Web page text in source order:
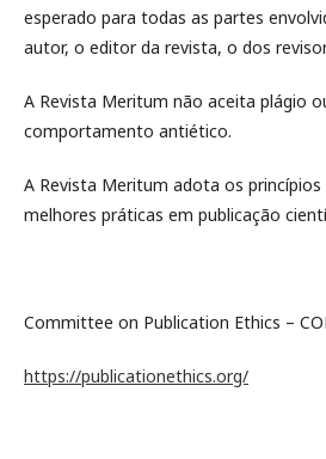
esperado para todas as partes
autor, o editor da revista, o dos
A Revista Meritum não aceita plágio
comportamento antiético.
A Revista Meritum adota os princípios
melhores práticas em publicação
Committee on Publication Ethics –
https://publicationethics.org/